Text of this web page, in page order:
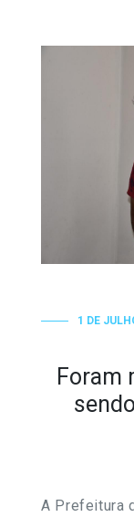
1 DE
Foram
A Prefeitura